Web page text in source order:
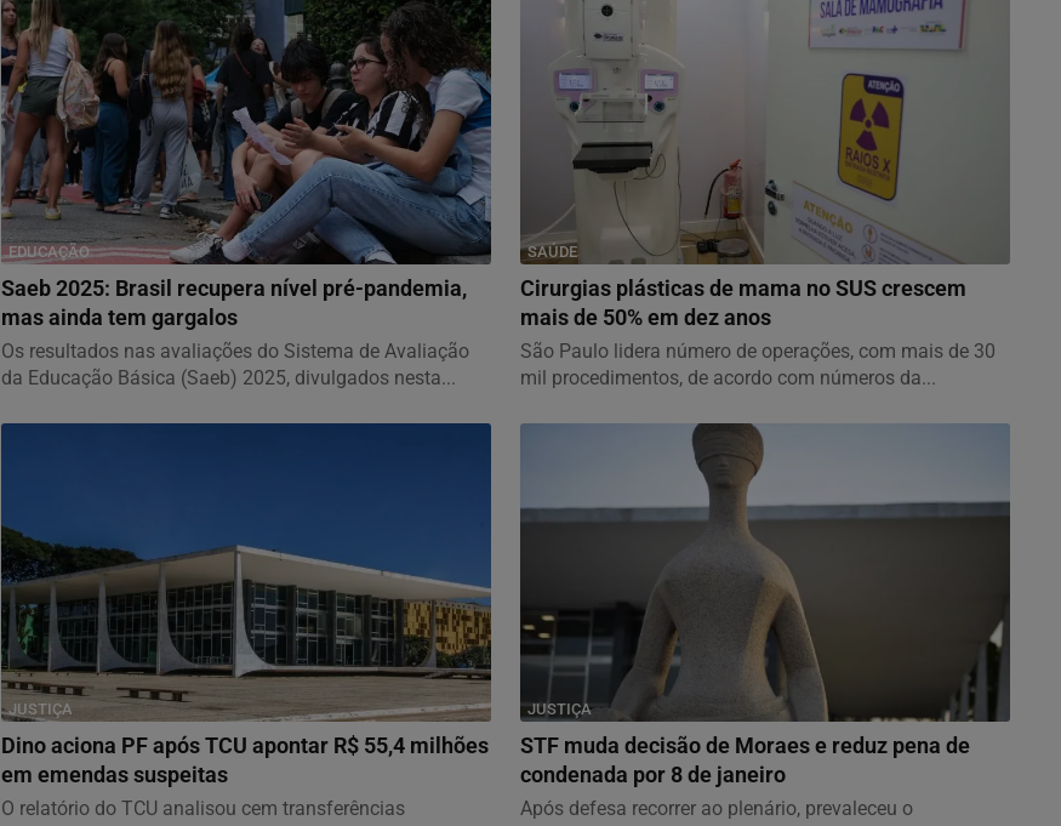
EDUCAÇÃO
Saeb 2025: Brasil recupera nível pré-pandemia,
mas ainda tem gargalos
Os resultados nas avaliações do Sistema de Avaliação
da Educação Básica (Saeb) 2025, divulgados nesta...
SAÚDE
Cirurgias plásticas de mama no SUS crescem
mais de 50% em dez anos
São Paulo lidera número de operações, com mais de 30
mil procedimentos, de acordo com números da...
JUSTIÇA
Dino aciona PF após TCU apontar R$ 55,4 milhões
em emendas suspeitas
O relatório do TCU analisou cem transferências
JUSTIÇA
STF muda decisão de Moraes e reduz pena de
condenada por 8 de janeiro
Após defesa recorrer ao plenário, prevaleceu o